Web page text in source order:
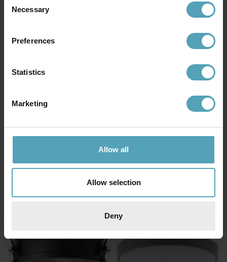
Selection
Necessary
Preferences
Statistics
Marketing
Allow all
Allow selection
Deny
BRILLIANT
Kalmar Ø40 plafond
BRILLIANT
Mosako Ø50 plafond
399 kr